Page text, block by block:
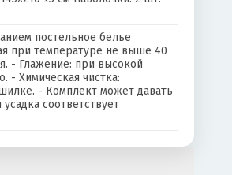
постельное белье
при температуре не выше 40
- Глажение: при высокой
- Химическая чистка:
- Комплект может давать
соответствует